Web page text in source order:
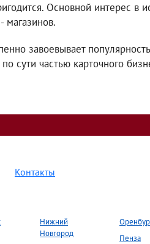
Основной интерес в
магазинов.
завоевывает
по сути частью карточного
Контакты
Нижний
Новгород
Пенза